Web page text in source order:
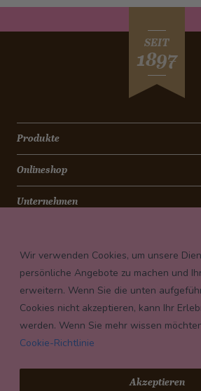
SEIT
1897
Produkte
Onlineshop
Unternehmen
Payment conditions
Wir verwenden Cookies, um unsere
persönliche Angebote zu machen und
erweitern. Wenn Sie die unten
Cookies nicht akzeptieren, kann Ihr
werden. Wenn Sie mehr wissen
Cookie-Richtlinie
Akzeptieren
© 2026 Confiserie Bachmann,